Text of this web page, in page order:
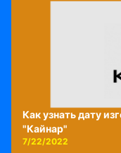
Как узнать дату
"Кайнар"
7/22/2022